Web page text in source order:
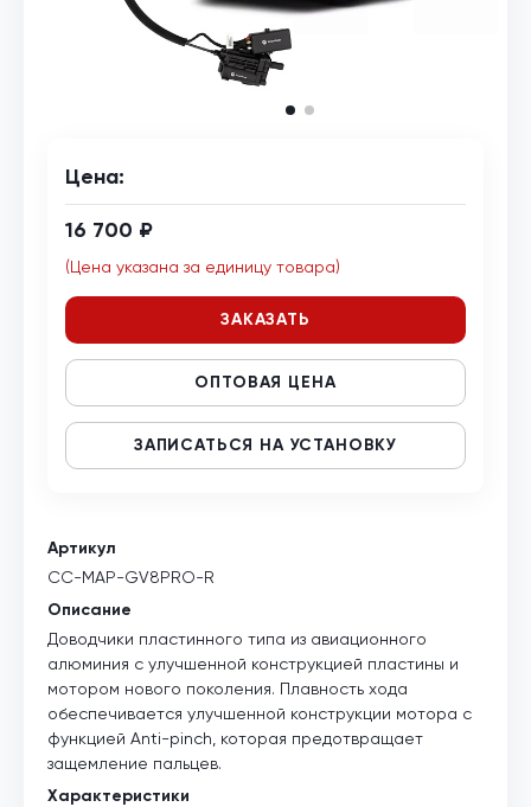
Артикул
CC-MAP-GV8PRO-R
Описание
Доводчики пластинного типа из авиационного
алюминия с улучшенной конструкцией пластины и
мотором нового поколения. Плавность хода
обеспечивается улучшенной конструкции мотора с
функцией Anti-pinch, которая предотвращает
защемление пальцев.
Характеристики
Цена:
16 700 ₽
(Цена указана за единицу товара)
ЗАКАЗАТЬ
ОПТОВАЯ ЦЕНА
ЗАПИСАТЬСЯ НА УСТАНОВКУ